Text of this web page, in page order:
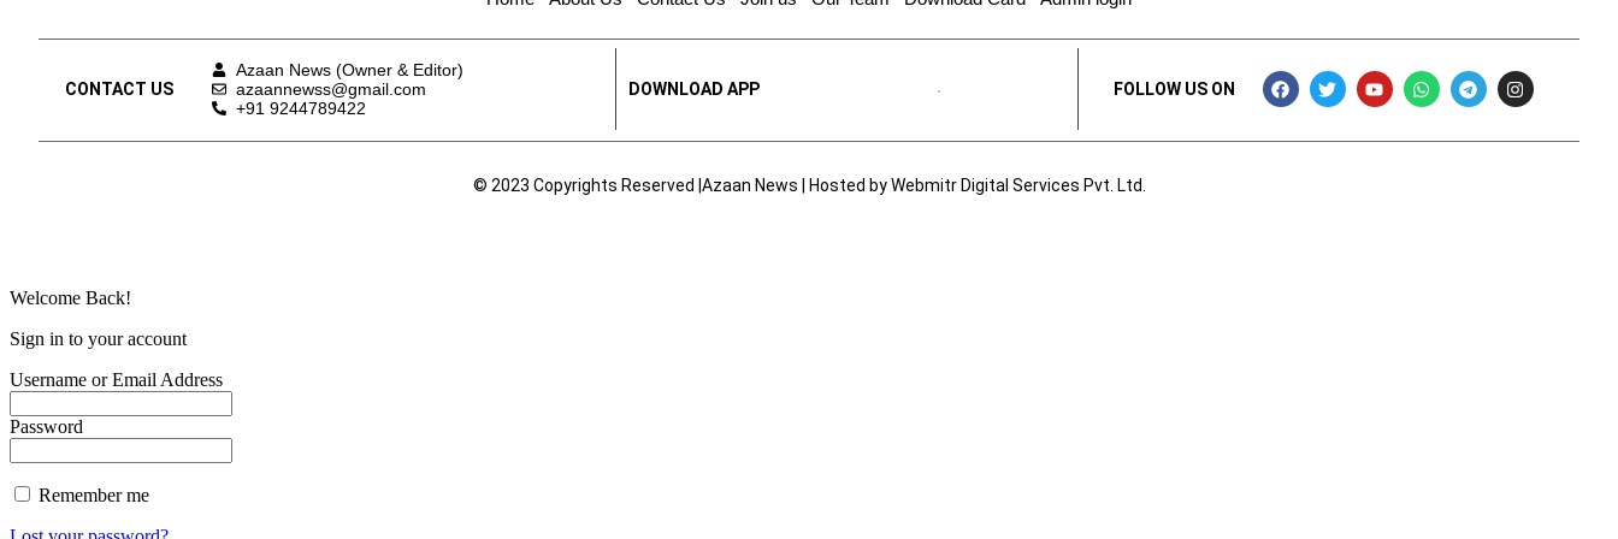
CONTACT US
Azaan News (Owner & Editor)
azaannewss@gmail.com
+91 9244789422
DOWNLOAD APP FOLLOW US ON
© 2023 Copyrights Reserved |Azaan News | Hosted byWebmitr Digital Services Pvt. Ltd.
Welcome Back!
Sign in to your account
Username or Email Address
Password
Remember me